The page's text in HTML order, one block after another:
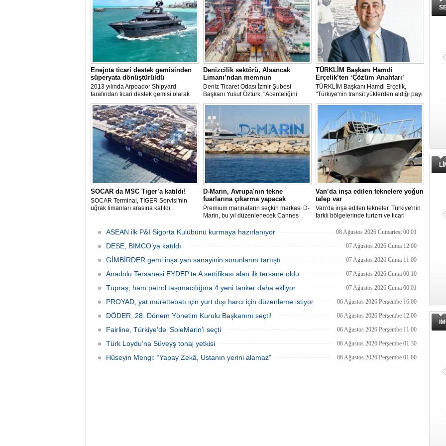
Enejota ticari destek gemisinden
süperyata dönüştürüldü
2013 yılında Arpoador Shipyard
tarafından ticari destek gemisi olarak
inşa edilen Enejota explorer süperyata
dönüştürülerek sahibine teslim edildi.
Denizcilik sektörü, Alsancak
Limanı’ndan memnun
Deniz Ticaret Odası İzmir Şubesi
Başkanı Yusuf Öztürk, "Acenteliğini
yaptığımız gemi sayesinde süreci
baştan sona takip etme fırsatı buldum.
İlk günden itibaren hizmet anlayışındaki
değişimi hissettik. Operasyonlar çok
hızlı şekilde tamamlandı" dedi
TÜRKLİM Başkanı Hamdi
Erçelik’ten ‘Çözüm Anahtarı’
TÜRKLİM Başkanı Hamdi Erçelik,
"Türkiye'nin transit yüklerden aldığı payı
artırmak için kamu-özel sektör
eşgüdümünü güçlendirmeli; liman,
demiryolu, kara yolu ve dijital altyapı
yatırımlarını bütüncül bir anlayışla
hayata geçirmeliyiz" dedi.
SOCAR da MSC Tiger’a katıldı!
SOCAR Terminal, TIGER Servisi'nin
uğrak limanları arasına katıldı.
D-Marin, Avrupa'nın tekne
fuarlarına çıkarma yapacak
Premium marinaların seçkin markası D-
Marin, bu yıl düzenlenecek Cannes
Uluslararası Tekne Fuarı'nda
ziyaretçileriyle yeniden buluşmaya
hazırlanıyor.
Van’da inşa edilen teknelere yoğun
talep var
Van'da inşa edilen tekneler, Türkiye'nin
farklı bölgelerinde turizm ve ticari
göllerle buluşuyor. Müşterilerin
tekneler, donanım ve özelliklerine göre
ASEAN ilk P&I Sigorta Kulübünü kurmaya hazırlanıyor 08 Ağustos 2026 Cumartesi 00:01
DESE, BIMCO’ya katıldı 07 Ağustos 2026 Cuma 12:00
GİMBİRDER gemi inşa yan sanayinin sorunlarını tartıştı 07 Ağustos 2026 Cuma 11:00
Anadolu Tersanesi EYDEP’te A sertifikası alan ilk tersane oldu 07 Ağustos 2026 Cuma 00:10
Tüpraş, ham petrol taşımacılığına 4 yeni tanker daha ekliyor 07 Ağustos 2026 Cuma 00:01
PROYAD, yat mürettebatı için yurt dışı harcı için düzenleme istiyor 06 Ağustos 2026 Perşembe 16:00
DÖDER, 28. Dönem Yönetim Kurulu Başkanını seçti! 06 Ağustos 2026 Perşembe 12:00
Fairline, Türkiye’de ‘SoleMarin’i seçti 06 Ağustos 2026 Perşembe 11:00
Türk Loydu’na Süveyş tonaj yetkisi 06 Ağustos 2026 Perşembe 01:30
Hüseyin Mengi: “Yapay Zekâ, Ustanın yerini alamaz” 06 Ağustos 2026 Perşembe 01:00